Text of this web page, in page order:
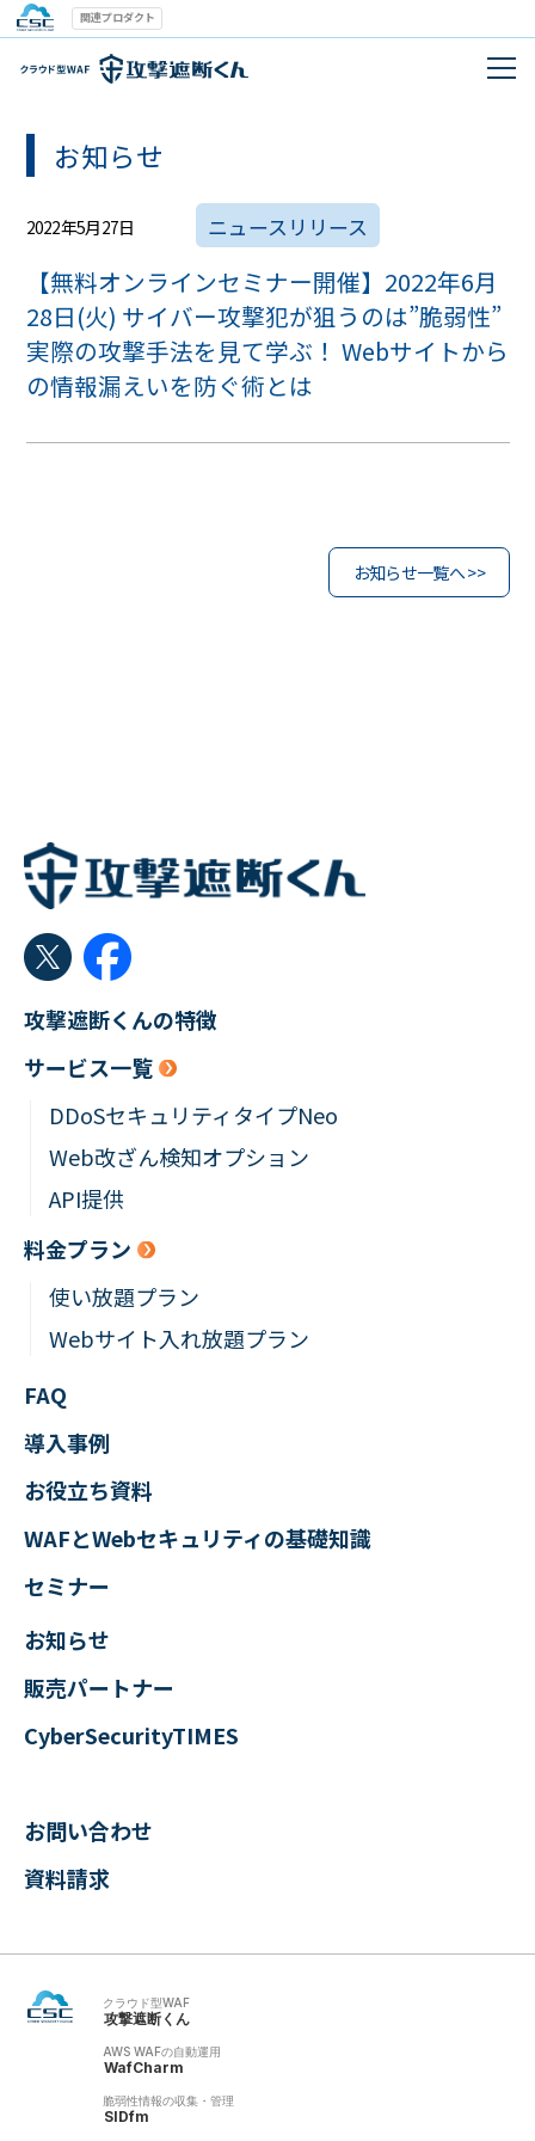
関連プロダクト
お知らせ
2022年5月27日 ニュースリリース
【無料オンラインセミナー開催】2022年6月
28日(火) サイバー攻撃犯が狙うのは”脆弱性”
実際の攻撃手法を見て学ぶ！ Webサイトから
の情報漏えいを防ぐ術とは
お知らせ一覧へ >>
攻撃遮断くんの特徴
サービス一覧
DDoSセキュリティタイプNeo
Web改ざん検知オプション
API提供
料金プラン
使い放題プラン
Webサイト入れ放題プラン
FAQ
導入事例
お役立ち資料
WAFとWebセキュリティの基礎知識
セミナー
お知らせ
販売パートナー
CyberSecurityTIMES
お問い合わせ
資料請求
クラウド型WAF
攻撃遮断くん
AWS WAFの自動運用
WafCharm
脆弱性情報の収集・管理
SIDfm